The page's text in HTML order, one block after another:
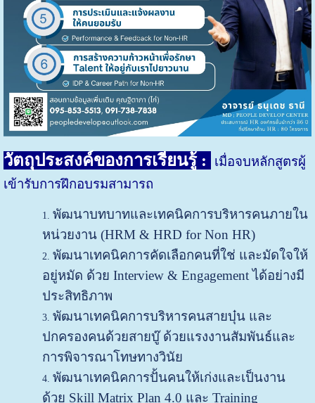
วัตถุประสงค์ของการเรียนรู้ :
เมื่อจบหลักสูตรผู้
เข้ารับการฝึกอบรมสามารถ
พัฒนาบทบาทและเทคนิคการบริหารคนภายใน
หน่วยงาน (HRM & HRD for Non HR)
พัฒนาเทคนิคการคัดเลือกคนที่ใช่ และมัดใจให้
อยู่หมัด ด้วย Interview & Engagement ได้อย่างมี
ประสิทธิภาพ
พัฒนาเทคนิคการบริหารคนสายบุ๋น และ
ปกครองคนด้วยสายบู๊ ด้วยแรงงานสัมพันธ์และ
การพิจารณาโทษทางวินัย
พัฒนาเทคนิคการปั้นคนให้เก่งและเป็นงาน
ด้วย Skill Matrix Plan 4.0 และ Training